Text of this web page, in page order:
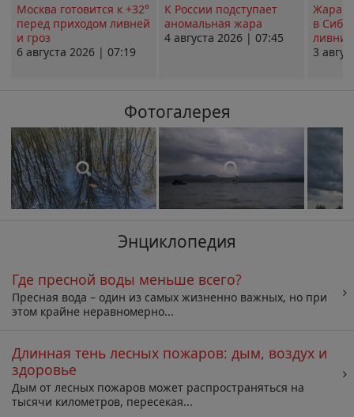
Москва готовится к +32°
перед приходом ливней
и гроз
6 августа 2026 | 07:19
К России подступает
аномальная жара
4 августа 2026 | 07:45
Жара в
в
ливни
3
Фотогалерея
Энциклопедия
Где пресной воды меньше всего?
Пресная вода – один из самых жизненно важных, но при
этом крайне неравномерно...
Длинная тень лесных пожаров: дым, воздух и
здоровье
Дым от лесных пожаров может распространяться на
тысячи километров, пересекая...